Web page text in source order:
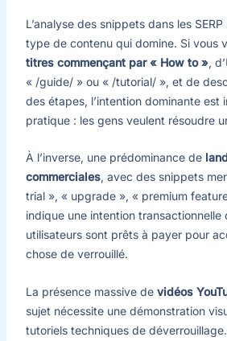
L’analyse des snippets dans les
type de contenu qui domine. Si vous
titres commençant par « How to »,
« /guide/ » ou « /tutorial/ », et de
des étapes, l’intention dominante est
pratique : les gens veulent résoudre
À l’inverse, une prédominance de
commerciales, avec des snippets
trial », « upgrade », « premium
indique une intention transactionnelle
utilisateurs sont prêts à payer pour
chose de verrouillé.
La présence massive de vidéos
sujet nécessite une démonstration
tutoriels techniques de